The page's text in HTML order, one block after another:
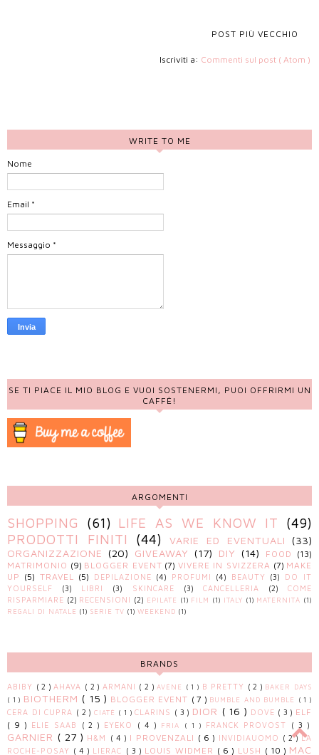
POST PIÙ VECCHIO
Iscriviti a: Commenti sul post ( Atom )
WRITE TO ME
Nome
Email *
Messaggio *
SE TI PIACE IL MIO BLOG E VUOI SOSTENERMI, PUOI OFFRIRMI UN
CAFFÈ!
ARGOMENTI
SHOPPING (61) LIFE AS WE KNOW IT
(49)
PRODOTTI FINITI
(44) VARIE ED EVENTUALI
(33)
ORGANIZZAZIONE
(20) GIVEAWAY (17) DIY (14) FOOD
(13)
MATRIMONIO (9) BLOGGER EVENT (7) VIVERE IN SVIZZERA (7) MAKE
UP (5) TRAVEL (5) DEPILAZIONE (4) PROFUMI (4) BEAUTY (3)
DO IT
YOURSELF
(3) LIBRI (3) SKINCARE (3) CANCELLERIA (2)
COME
RISPARMIARE (2) RECENSIONI (2) EPILATE (1) FILM (1) ITALY (1) MATERNITÀ (1)
REGALI DI NATALE (1) SERIE TV (1) WEEKEND (1)
BRANDS
ABIBY ( 2 ) AHAVA ( 2 ) ARMANI ( 2 ) AVÈNE ( 1 ) B PRETTY ( 2 ) BAKER DAYS
( 1 ) BIOTHERM ( 15 ) BLOGGER EVENT ( 7 ) BUMBLE AND BUMBLE ( 1 )
CERA DI CUPRA ( 2 ) CIATÈ ( 1 )CLARINS ( 3 ) DIOR ( 16 ) DOVE ( 3 ) ELF
( 9 )
ELIE SAAB ( 2 ) EYEKO ( 4 ) FRIA ( 1 ) FRANCK PROVOST ( 3 )
GARNIER ( 27 ) H&M ( 4 ) I PROVENZALI ( 6 ) INVIDIAUOMO ( 2 ) LA
ROCHE-POSAY ( 4 ) LIERAC ( 3 ) LOUIS WIDMER ( 6 ) LUSH ( 10 ) MAC